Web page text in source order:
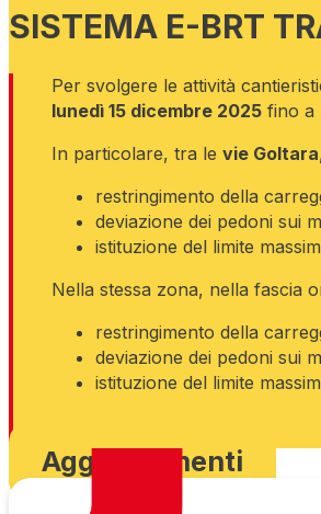
SISTEMA E-BRT
Per svolgere le attività
lunedì 15 dicembre 2025 fino a
In particolare, tra le vie Goltara
restringimento della
deviazione dei pedoni sui
istituzione del limite
Nella stessa zona, nella fascia
restringimento della
deviazione dei pedoni sui
istituzione del limite
Aggiornamenti